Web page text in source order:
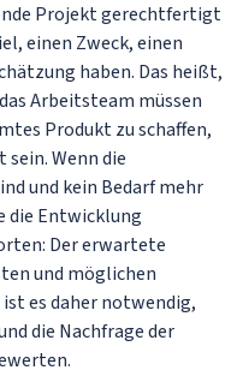
Projekt gerechtfertigt
einen Zweck, einen
haben. Das heißt,
Arbeitsteam müssen
Produkt zu schaffen,
Wenn die
und kein Bedarf mehr
die Entwicklung
Der erwartete
und möglichen
es daher notwendig,
die Nachfrage der